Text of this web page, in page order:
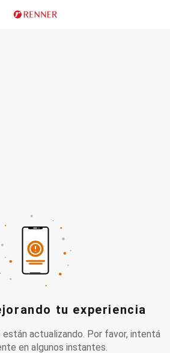
tu experiencia
actualizando. Por favor, intentá
en algunos instantes.